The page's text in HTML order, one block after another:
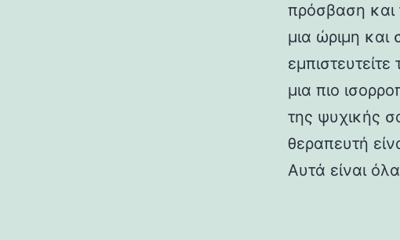
πρόσβαση και
μια ώριμη
μια πιο
της ψυχικής
θεραπευτή
Αυτά είναι